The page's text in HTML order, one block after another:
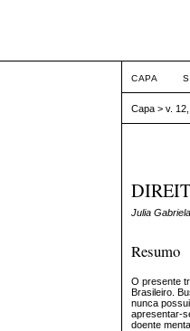
CAPA
Capa >v.
Julia
Resumo
O presente
Brasileiro.
nunca
apresentar-
doente